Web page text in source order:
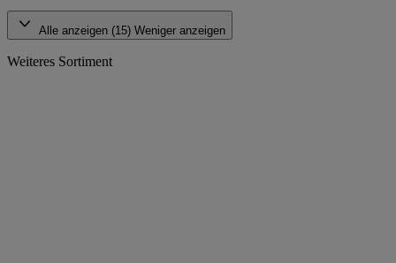
Alle anzeigen (15) Weniger anzeigen
Weiteres Sortiment